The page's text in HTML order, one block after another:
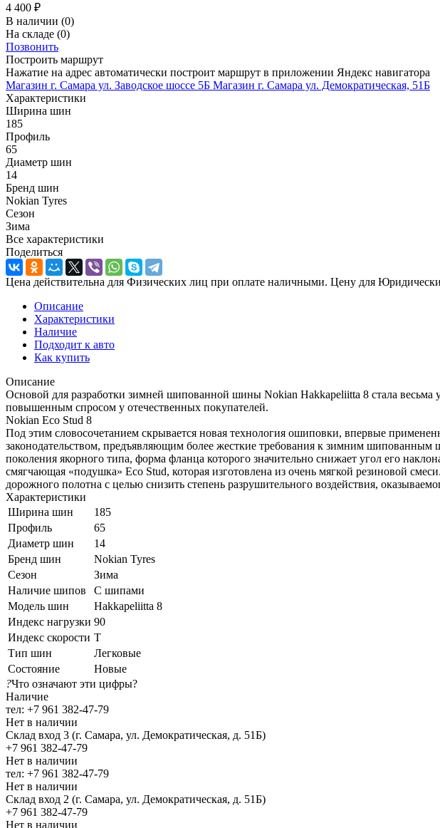
4 400 ₽
В наличии (0)
На складе (0)
Позвонить
Построить маршрут
Нажатие на адрес автоматически построит маршрут в приложении Яндекс навигатора
Магазин г. Самара ул. Заводское шоссе 5Б Магазин г. Самара ул. Демократическая, 51Б
Характеристики
Ширина шин
185
Профиль
65
Диаметр шин
14
Бренд шин
Nokian Tyres
Сезон
Зима
Все характеристики
Поделиться
Цена действительна для Физических лиц при оплате наличными. Цену для
Описание
Характеристики
Наличие
Подходит к авто
Как купить
Описание
Основой для разработки зимней шипованной шины Nokian Hakkapeliitta 8 стала
повышенным спросом у отечественных покупателей.
Nokian Eco Stud 8
Под этим словосочетанием скрывается новая технология ошиповки, впервые
законодательством, предъявляющим более жесткие требования к зимним
поколения якорного типа, форма фланца которого значительно снижает угол его
смягчающая «подушка» Eco Stud, которая изготовлена из очень мягкой резиновой
дорожного полотна с целью снизить степень разрушительного воздействия,
Характеристики
Ширина шин
185
Профиль
65
Диаметр шин
14
Бренд шин
Nokian Tyres
Сезон
Зима
Наличие шипов
С шипами
Модель шин
Hakkapeliitta 8
Индекс нагрузки 90
Индекс скорости T
Тип шин
Легковые
Состояние
Новые
?Что означают эти цифры?
Наличие
тел: +7 961 382-47-79
Нет в наличии
Склад вход 3 (г. Самара, ул. Демократическая, д. 51Б)
+7 961 382-47-79
Нет в наличии
тел: +7 961 382-47-79
Нет в наличии
Склад вход 2 (г. Самара, ул. Демократическая, д. 51Б)
+7 961 382-47-79
Нет в наличии